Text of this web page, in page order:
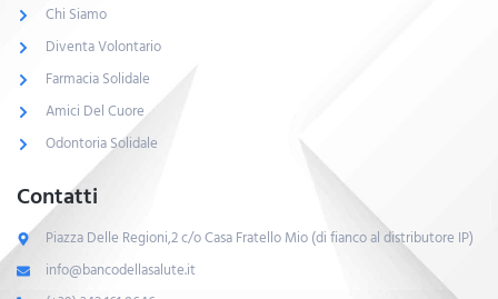
Chi Siamo
Diventa Volontario
Farmacia Solidale
Amici Del Cuore
Odontoria Solidale
Contatti
Piazza Delle Regioni,2 c/o Casa Fratello Mio (di fianco al distributore IP)
info@bancodellasalute.it